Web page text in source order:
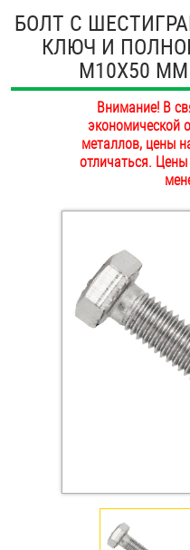
ОПТ
ПОКУПАТЕЛЯМ
ОПЛАТА И ДОСТАВКА
НАШИ МАГАЗИНЫ
Антивандальный
Болты и винты
Заклепки (Гайки-
Крюки, кольца с
Оснастка и
БОЛТ С
КЛЮЧ И
М10Х50 ММ
Внимание! В
экономической
металлов, цены
отличаться.